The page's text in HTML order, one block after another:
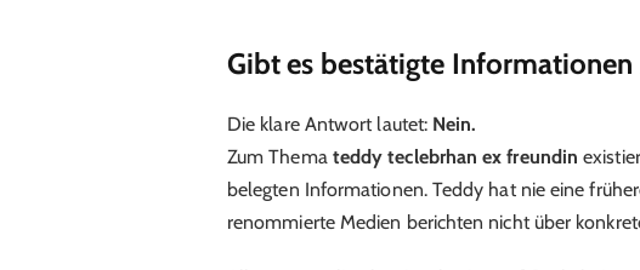
Gibt es bestätigte
Die klare Antwort lautet: Nein.
Zum Thema teddy teclebrhan ex freundin
belegten Informationen. Teddy hat nie eine
renommierte Medien berichten nicht über